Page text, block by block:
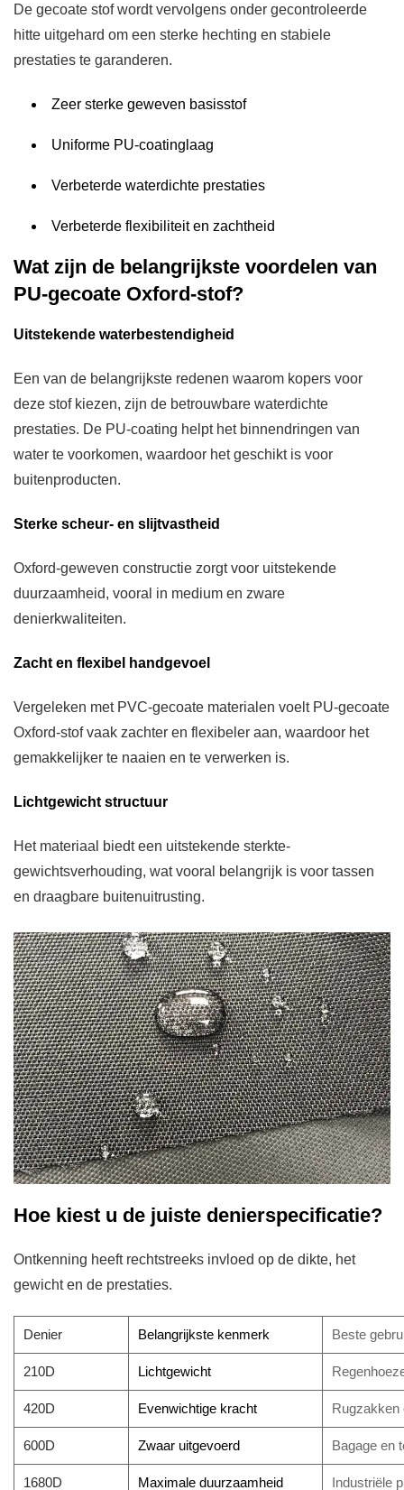
De gecoate stof wordt vervolgens onder gecontroleerde
hitte uitgehard om een ​​sterke hechting en stabiele
prestaties te garanderen.
Zeer sterke geweven basisstof
Uniforme PU-coatinglaag
Verbeterde waterdichte prestaties
Verbeterde flexibiliteit en zachtheid
Wat zijn de belangrijkste voordelen van
PU-gecoate Oxford-stof?
Uitstekende waterbestendigheid
Een van de belangrijkste redenen waarom kopers voor
deze stof kiezen, zijn de betrouwbare waterdichte
prestaties. De PU-coating helpt het binnendringen van
water te voorkomen, waardoor het geschikt is voor
buitenproducten.
Sterke scheur- en slijtvastheid
Oxford-geweven constructie zorgt voor uitstekende
duurzaamheid, vooral in medium en zware
denierkwaliteiten.
Zacht en flexibel handgevoel
Vergeleken met PVC-gecoate materialen voelt PU-gecoate
Oxford-stof vaak zachter en flexibeler aan, waardoor het
gemakkelijker te naaien en te verwerken is.
Lichtgewicht structuur
Het materiaal biedt een uitstekende sterkte-
gewichtsverhouding, wat vooral belangrijk is voor tassen
en draagbare buitenuitrusting.
Hoe kiest u de juiste denierspecificatie?
Ontkenning heeft rechtstreeks invloed op de dikte, het
gewicht en de prestaties.
Denier Belangrijkste kenmerk Beste
210D Lichtgewicht
420D Evenwichtige kracht Rugzakken
600D Zwaar uitgevoerd Bagage en
1680D Maximale duurzaamheid Industriële